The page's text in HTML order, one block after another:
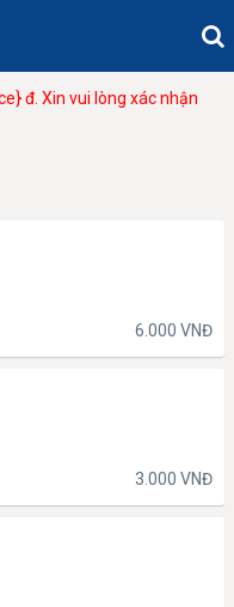
đ. Xin vui lòng xác nhận
6.000 VNĐ
3.000 VNĐ